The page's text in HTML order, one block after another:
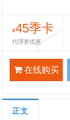
¥45季卡
代理更优惠
在线购买
正文